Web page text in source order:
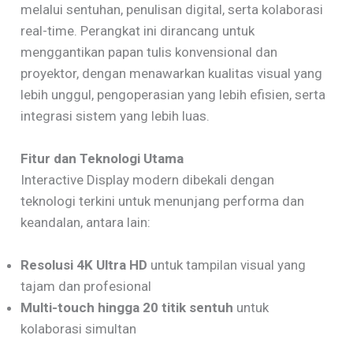
melalui sentuhan, penulisan digital, serta kolaborasi
real-time. Perangkat ini dirancang untuk
menggantikan papan tulis konvensional dan
proyektor, dengan menawarkan kualitas visual yang
lebih unggul, pengoperasian yang lebih efisien, serta
integrasi sistem yang lebih luas.
Fitur dan Teknologi Utama
Interactive Display modern dibekali dengan
teknologi terkini untuk menunjang performa dan
keandalan, antara lain:
Resolusi 4K Ultra HD untuk tampilan visual yang
tajam dan profesional
Multi-touch hingga 20 titik sentuh untuk
kolaborasi simultan